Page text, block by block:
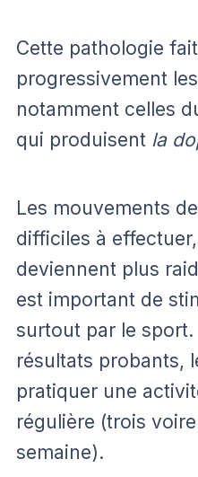
Cette pathologie
progressivement
notamment celles
qui produisent la
Les mouvements
difficiles à
deviennent plus
est important de
surtout par le
résultats probants,
pratiquer une
régulière (trois
semaine).